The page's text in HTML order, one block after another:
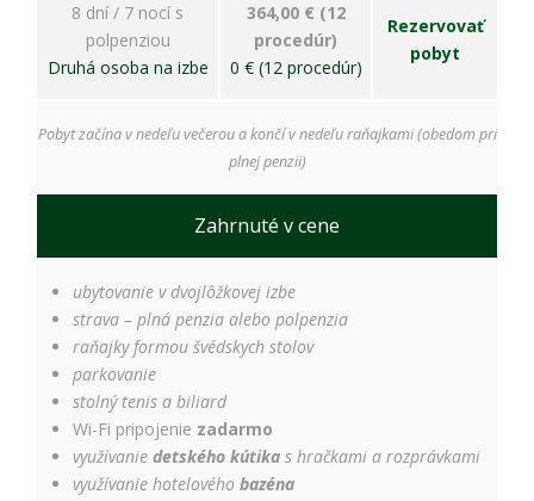
8 dní / 7 nocí s
polpenziou
Druhá osoba na izbe
364,00 € (12
procedúr)
0 € (12 procedúr)
Rezervovať
pobyt
Pobyt začína v nedeľu večerou a končí v nedeľu raňajkami (obedom pri
plnej penzii)
Zahrnuté v cene
ubytovanie v dvojlôžkovej izbe
strava – plná penzia alebo polpenzia
raňajky formou švédskych stolov
parkovanie
stolný tenis a biliard
Wi-Fi pripojenie zadarmo
využívanie detského kútika s hračkami a rozprávkami
využívanie hotelového bazéna